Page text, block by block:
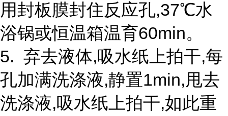
用封板膜封住反应孔,37℃水
浴锅或恒温箱温育60min。
5. 弃去液体,吸水纸上拍干,每
孔加满洗涤液,静置1min,甩去
洗涤液,吸水纸上拍干,如此重